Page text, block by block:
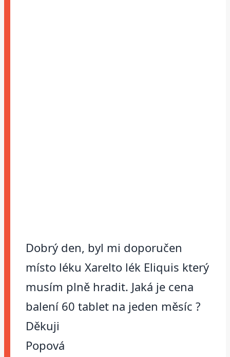
Dobrý den, byl mi doporučen
místo léku Xarelto lék Eliquis který
musím plně hradit. Jaká je cena
balení 60 tablet na jeden měsíc ?
Děkuji
Popová